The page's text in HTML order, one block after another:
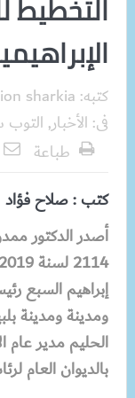
التخطيط
كتبه: sharkia
فى: الأخبار,
طباعة
كتب : صلاح فؤاد
أصدر الدكتور
إبراهيم السبع
ومدينة ومدينة
الحليم مدير عام
بالديوان العام